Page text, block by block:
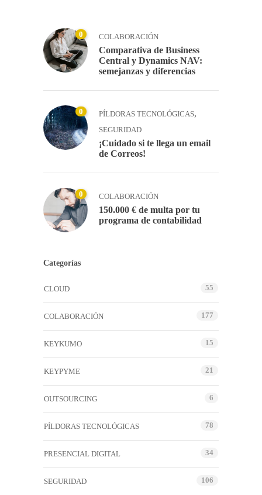
0 COLABORACIÓN
Comparativa de Business
Central y Dynamics NAV:
semejanzas y diferencias
0 PÍLDORAS TECNOLÓGICAS,
SEGURIDAD
¡Cuidado si te llega un email
de Correos!
0 COLABORACIÓN
150.000 € de multa por tu
programa de contabilidad
Categorías
CLOUD 55
COLABORACIÓN 177
KEYKUMO 15
KEYPYME 21
OUTSOURCING 6
PÍLDORAS TECNOLÓGICAS 78
PRESENCIAL DIGITAL 34
SEGURIDAD 106